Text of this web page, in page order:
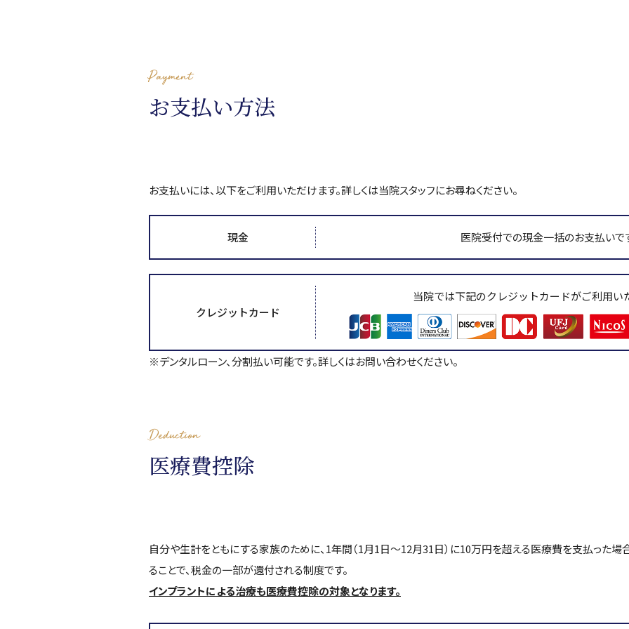
Payment
お支払い方法
お支払いには、以下をご利用いただけます。詳しくは当院スタッフにお尋ねください。
現金 医院受付での現金一括のお支払いで
クレジットカード
当院では下記のクレジットカードがご利用い
※デンタルローン、分割払い可能です。詳しくはお問い合わせください。
Deduction
医療費控除
自分や生計をともにする家族のために、1年間（1月1日～12月31日）に10万円を超える医療費を支払った
ることで、税金の一部が還付される制度です。
インプラントによる治療も医療費控除の対象となります。